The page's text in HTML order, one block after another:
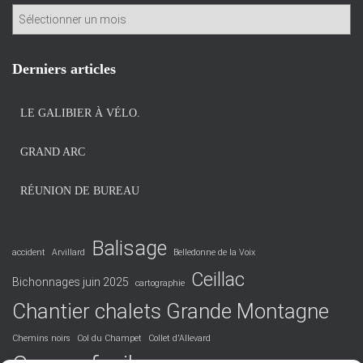
h
Derniers articles
LE GALIBIER À VÉLO.
GRAND ARC
RÉUNION DE BUREAU
accident Arvillard Balisage Belledonne de la Voix
Bichonnages juin 2025 cartographie Ceillac
Chantier chalets Grande Montagne
Chemins noirs Col du Champet Collet d'Allevard